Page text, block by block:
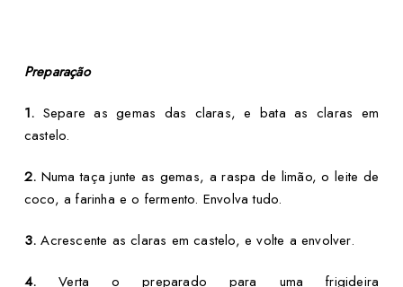
Preparação
1. Separe as gemas das claras, e bata as claras em
castelo.
2. Numa taça junte as gemas, a raspa de limão, o leite de
coco, a farinha e o fermento. Envolva tudo.
3. Acrescente as claras em castelo, e volte a envolver.
4. Verta o preparado para uma frigideira